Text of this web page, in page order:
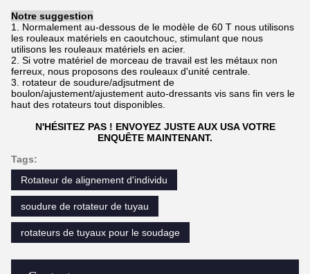
Notre suggestion
1. Normalement au-dessous de le modèle de 60 T nous utilisons
les rouleaux matériels en caoutchouc, stimulant que nous
utilisons les rouleaux matériels en acier.
2. Si votre matériel de morceau de travail est les métaux non
ferreux, nous proposons des rouleaux d'unité centrale.
3. rotateur de soudure/adjsutment de
boulon/ajustement/ajustement auto-dressants vis sans fin vers le
haut des rotateurs tout disponibles.
N'HÉSITEZ PAS ! ENVOYEZ JUSTE AUX USA VOTRE
ENQUÊTE MAINTENANT.
Tags:
Rotateur de alignement d'individu
soudure de rotateur de tuyau
rotateurs de tuyaux pour le soudage